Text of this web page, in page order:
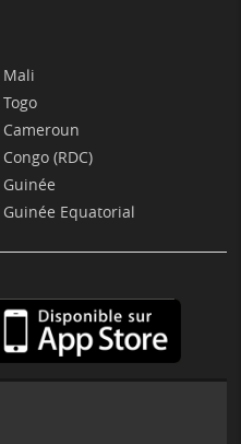
Mali
Togo
Cameroun
Congo (RDC)
Guinée
Guinée Equatorial